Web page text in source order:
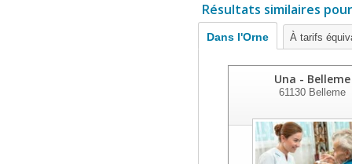
Résultats similaires
Dans l'Orne À tarifs
Una - Belleme
61130 Belleme